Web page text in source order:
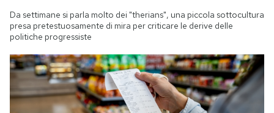
Da settimane si parla molto dei "therians", una piccola sottocultura
presa pretestuosamente di mira per criticare le derive delle
politiche progressiste